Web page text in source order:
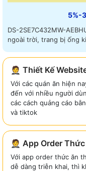
5%-
DS-2SE7C432MW-
ngoài trời, trang bị ống
🤵 Thiết Kế
Với các quán ăn hiện
đến với nhiều người
các cách quảng cáo
và tiktok
🤵 App Order
Với app order thức ăn
dễ dàng triễn khai, thì